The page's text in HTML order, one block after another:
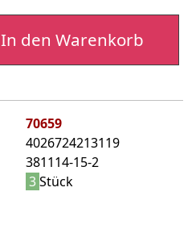
In den Warenkorb
70659
4026724213119
381114-15-2
3Stück